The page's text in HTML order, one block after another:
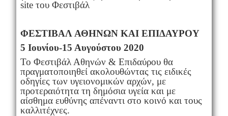
site του Φεστιβάλ
ΦΕΣΤΙΒΑΛ ΑΘΗΝΩΝ ΚΑΙ ΕΠΙΔΑΥΡΟΥ
5 Ιουνίου-15 Αυγούστου 2020
Το Φεστιβάλ Αθηνών & Επιδαύρου θα
πραγματοποιηθεί ακολουθώντας τις ειδικές
οδηγίες των υγειονομικών αρχών, με
προτεραιότητα τη δημόσια υγεία και με
αίσθημα ευθύνης απέναντι στο κοινό και τους
καλλιτέχνες.